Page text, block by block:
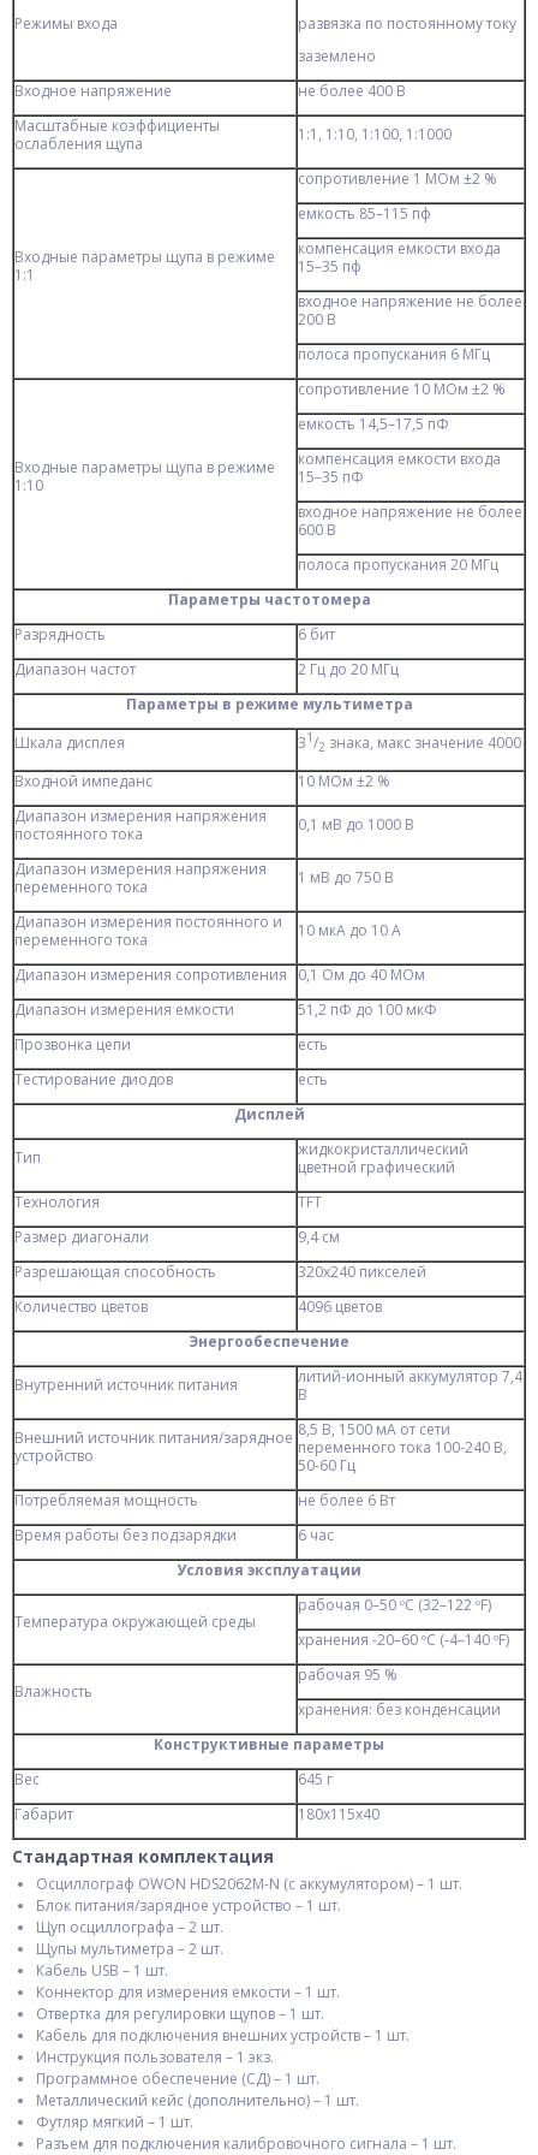
Режимы входа
развязка по постоянному току
заземлено
Входное напряжение
не более 400 В
Масштабные коэффициенты
ослабления щупа
1:1, 1:10, 1:100, 1:1000
Входные параметры щупа в режиме
1:1
сопротивление 1 МОм ±2 %
емкость 85–115 пф
компенсация емкости входа
15–35 пф
входное напряжение не более
200 В
полоса пропускания 6 МГц
Входные параметры щупа в режиме
1:10
сопротивление 10 МОм ±2 %
емкость 14,5–17,5 пФ
компенсация емкости входа
15–35 пФ
входное напряжение не более
600 В
полоса пропускания 20 МГц
Параметры частотомера
Разрядность
6 бит
Диапазон частот
2 Гц до 20 МГц
Параметры в режиме мультиметра
Шкала дисплея
31/2 знака, макс значение 4000
Входной импеданс
10 МОм ±2 %
Диапазон измерения напряжения
постоянного тока
0,1 мВ до 1000 В
Диапазон измерения напряжения
переменного тока
1 мВ до 750 В
Диапазон измерения постоянного и
переменного тока
10 мкА до 10 А
Диапазон измерения сопротивления
0,1 Ом до 40 МОм
Диапазон измерения емкости
51,2 пФ до 100 мкФ
Прозвонка цепи
есть
Тестирование диодов
есть
Дисплей
Тип
жидкокристаллический
цветной графический
Технология
TFT
Размер диагонали
9,4 см
Разрешающая способность
320х240 пикселей
Количество цветов
4096 цветов
Энергообеспечение
Внутренний источник питания
литий-ионный аккумулятор 7,4
В
Внешний источник питания/зарядное
устройство
8,5 В, 1500 мА от сети
переменного тока 100-240 В,
50-60 Гц
Потребляемая мощность
не более 6 Вт
Время работы без подзарядки
6 час
Условия эксплуатации
Температура окружающей среды
рабочая 0–50 ºС (32–122 ºF)
хранения -20–60 ºС (-4–140 ºF)
Влажность
рабочая 95 %
хранения: без конденсации
Конструктивные параметры
Вес
645 г
Габарит
180х115х40
Стандартная комплектация
Осциллограф OWON HDS2062M-N (с аккумулятором) – 1 шт.
Блок питания/зарядное устройство – 1 шт.
Щуп осциллографа – 2 шт.
Щупы мультиметра – 2 шт.
Кабель USB – 1 шт.
Коннектор для измерения емкости – 1 шт.
Отвертка для регулировки щупов – 1 шт.
Кабель для подключения внешних устройств – 1 шт.
Инструкция пользователя – 1 экз.
Программное обеспечение (СД) – 1 шт.
Металлический кейс (дополнительно) – 1 шт.
Футляр мягкий – 1 шт.
Разъем для подключения калибровочного сигнала – 1 шт.